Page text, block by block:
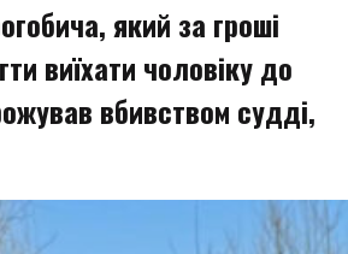
який за гроші
виїхати чоловіку до
вбивством судді,